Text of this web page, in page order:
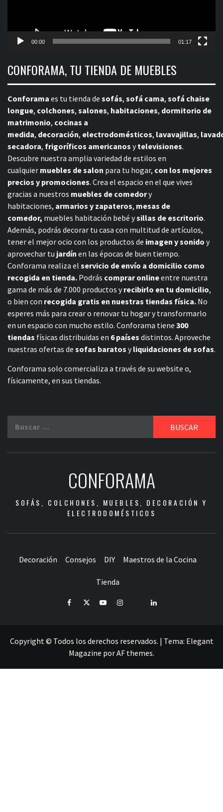
00:00 01:17
CONFORAMA, TU TIENDA DE MUEBLES
Conforama es tu tienda de sofás, sofá cama, sofá chaise
longue, colchones, salones, habitaciones, dormitorio de
matrimonio, cocinas a
medida, decoración, electrodomésticos, lavavajillas,
secadora, frigoríficos americanos ytelevisiones.
Descubre nuestra amplia variedad de estilos en
cualquier muebles de salon para tu hogar, con los mejores
precios y promociones. Crea el espacio en el que vives
gracias a nuestros muebles de comedory
habitaciones, armarios y zapateros, mesas de
comedor, muebles habitación bebé ysillas de escritorio.
Además, podrás decorar tu casa con multitud de artículos,
tener el mejor ocio con los productos de imagen y sonido y
aprovechar tu jardín en las épocas de buen tiempo.
Conforama realiza el servicio de envío a domicilio como
recogida en tienda. Podrás comprar onlineentre nuestra
gama de más de 7.000 productos yrecibirlo en tu domicilio,
o bien con recogida gratis en nuestras tiendas física. No
esperes más para crear o renovar tu hogar y transformarlo
en un espacio con mucho estilo. Conforama tiene 300
tiendas físicas distribuidas en 6 países distintos. Aproveche
nuestras ofertas de sofas baratos yliquidaciones de sofas.
Conforama solo comercializa a través de su website o,
físicamente, en sus tiendas.
CONFORAMA
SOFÁS, COLCHONES, MUEBLES, DECORACIÓN Y
ELECTRODOMÉSTICOS
Decoración Consejos DIY Maestros de la Cocina
Tienda
FacebookTwitterYoutubeInstagramPinterestLinkedIn
Copyright © Todos los derechos reservados. | Tema: Elegant
Magazine porAF themes.